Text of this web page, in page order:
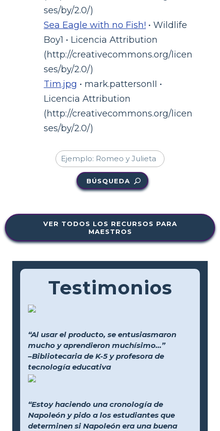
ses/by/2.0/)
Sea Eagle with no Fish! • Wildlife
Boy1 • Licencia Attribution
(http://creativecommons.org/licen
ses/by/2.0/)
Tim.jpg • mark.pattersonII •
Licencia Attribution
(http://creativecommons.org/licen
ses/by/2.0/)
BÚSQUEDA
VER TODOS LOS RECURSOS PARA
MAESTROS
Testimonios
“Al usar el producto, se entusiasmaron
mucho y aprendieron muchísimo...”
–Bibliotecaria de K-5 y profesora de
tecnología educativa
“Estoy haciendo una cronología de
Napoleón y pido a los estudiantes que
determinen si Napoleón era una buena